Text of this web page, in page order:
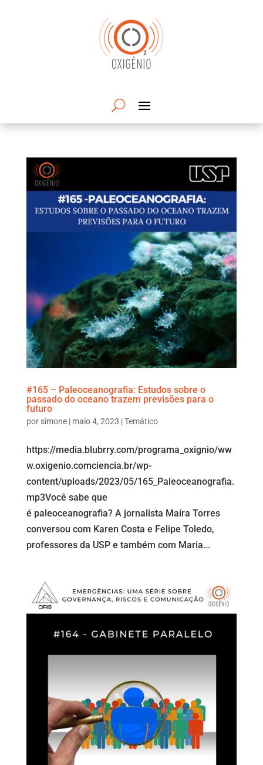
#165 – Paleoceanografia: Estudos sobre o
passado do oceano trazem previsões para o
futuro
por simone| maio 4, 2023 |Temático
https://media.blubrry.com/programa_oxignio/ww
w.oxigenio.comciencia.br/wp-
content/uploads/2023/05/165_Paleoceanografia.
mp3Você sabe que
é paleoceanografia? A jornalista Maíra Torres
conversou com Karen Costa e Felipe Toledo,
professores da USP e também com Maria...